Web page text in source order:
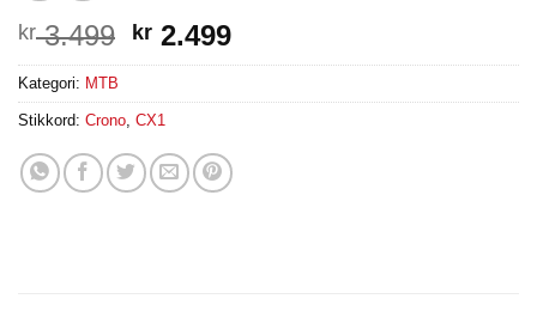
kr3.499 Opprinnelig
pris
kr 3.499.
kr 2.499Nåværende
pris
Kategori: MTB
Stikkord: Crono CX1